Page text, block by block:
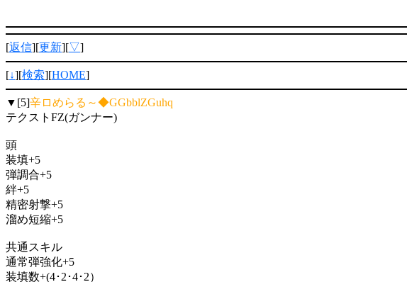
[返信][更新][▽]
[↓][検索][HOME]
▼[5]辛ロめらる～◆GGbblZGuhq
テクストFZ(ガンナー)
頭
装填+5
弾調合+5
絆+5
精密射撃+5
溜め短縮+5
共通スキル
通常弾強化+5
装填数+(4･2･4･2）